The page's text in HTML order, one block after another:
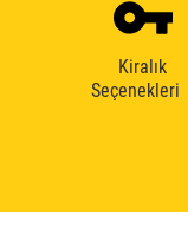
Kiralık
Seçenekleri